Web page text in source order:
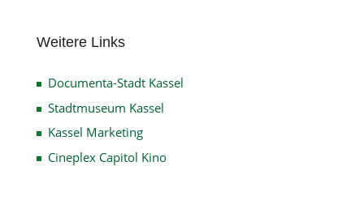
Weitere Links
Documenta-Stadt Kassel
Stadtmuseum Kassel
Kassel Marketing
Cineplex Capitol Kino